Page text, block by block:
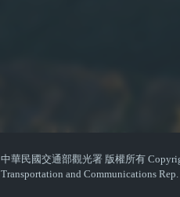
中華民國交通部觀光署 版權所有
Transportation and Communications